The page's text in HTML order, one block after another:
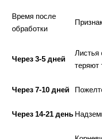
Время после
обработки
Через 3-5 дней
Листья
теряют
Через 7-10 дней
Через 14-21 день